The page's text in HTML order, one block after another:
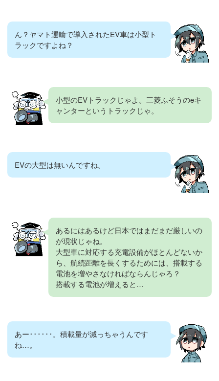
ん？ヤマト運輸で導入されたEV車は小型ト
ラックですよね？
小型のEVトラックじゃよ。三菱ふそうのeキ
ャンターというトラックじゃ。
EVの大型は無いんですね。
あるにはあるけど日本ではまだまだ厳しいの
が現状じゃね。
大型車に対応する充電設備がほとんどないか
ら、航続距離を長くするためには、搭載する
電池を増やさなければならんじゃろ？
搭載する電池が増えると…
あー･･････。積載量が減っちゃうんです
ね…。